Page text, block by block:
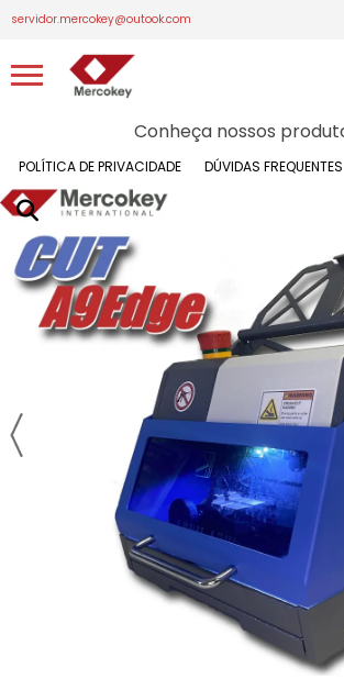
servidor.mercokey@outook.com
Conheça nossos
POLÍTICA DE PRIVACIDADE DÚVIDAS FREQUENTES